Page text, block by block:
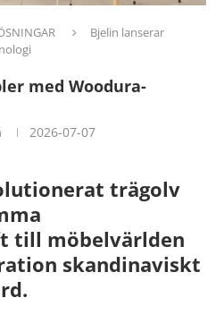
Bjelin lanserar
med Woodura-
2026-07-07
trägolv
till möbelvärlden
skandinaviskt